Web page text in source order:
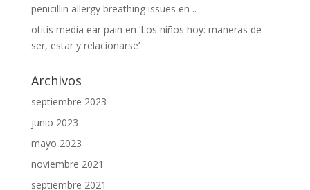
penicillin allergy breathing issues en ..
otitis media ear pain en ‘Los niños hoy: maneras de
ser, estar y relacionarse’
Archivos
septiembre 2023
junio 2023
mayo 2023
noviembre 2021
septiembre 2021